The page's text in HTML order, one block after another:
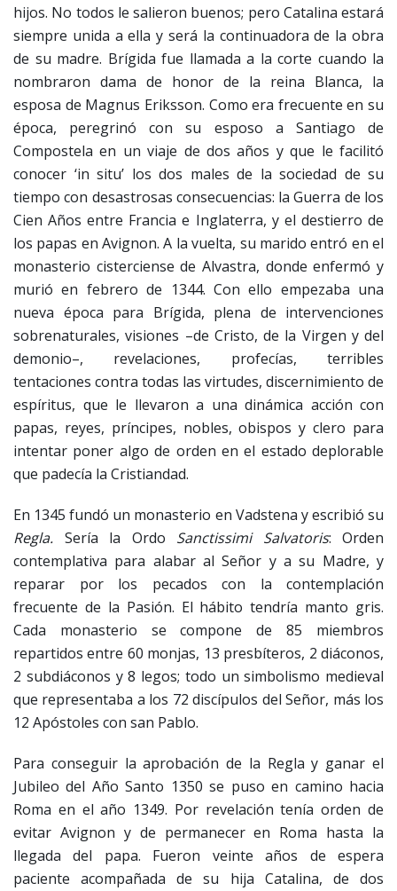
hijos. No todos le salieron buenos; pero Catalina estará
siempre unida a ella y será la continuadora de la obra
de su madre. Brígida fue llamada a la corte cuando la
nombraron dama de honor de la reina Blanca, la
esposa de Magnus Eriksson. Como era frecuente en su
época, peregrinó con su esposo a Santiago de
Compostela en un viaje de dos años y que le facilitó
conocer ‘in situ’ los dos males de la sociedad de su
tiempo con desastrosas consecuencias: la Guerra de los
Cien Años entre Francia e Inglaterra, y el destierro de
los papas en Avignon. A la vuelta, su marido entró en el
monasterio cisterciense de Alvastra, donde enfermó y
murió en febrero de 1344. Con ello empezaba una
nueva época para Brígida, plena de intervenciones
sobrenaturales, visiones –de Cristo, de la Virgen y del
demonio–, revelaciones, profecías, terribles
tentaciones contra todas las virtudes, discernimiento de
espíritus, que le llevaron a una dinámica acción con
papas, reyes, príncipes, nobles, obispos y clero para
intentar poner algo de orden en el estado deplorable
que padecía la Cristiandad.
En 1345 fundó un monasterio en Vadstena y escribió su
Regla. Sería la Ordo Sanctissimi Salvatoris: Orden
contemplativa para alabar al Señor y a su Madre, y
reparar por los pecados con la contemplación
frecuente de la Pasión. El hábito tendría manto gris.
Cada monasterio se compone de 85 miembros
repartidos entre 60 monjas, 13 presbíteros, 2 diáconos,
2 subdiáconos y 8 legos; todo un simbolismo medieval
que representaba a los 72 discípulos del Señor, más los
12 Apóstoles con san Pablo.
Para conseguir la aprobación de la Regla y ganar el
Jubileo del Año Santo 1350 se puso en camino hacia
Roma en el año 1349. Por revelación tenía orden de
evitar Avignon y de permanecer en Roma hasta la
llegada del papa. Fueron veinte años de espera
paciente acompañada de su hija Catalina, de dos